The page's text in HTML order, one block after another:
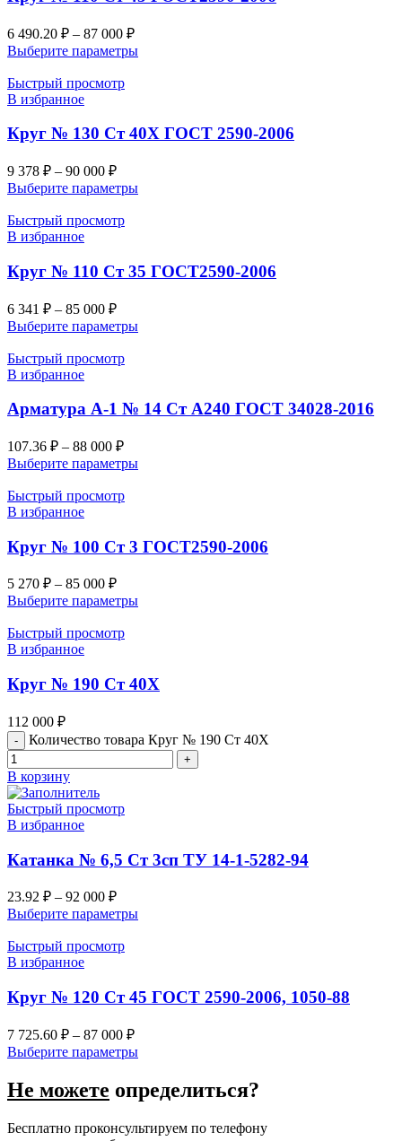
6 490.20 ₽ – 87 000 ₽
Выберите параметры
Быстрый просмотр
В избранное
Круг № 130 Ст 40Х ГОСТ 2590-2006
9 378 ₽ – 90 000 ₽
Выберите параметры
Быстрый просмотр
В избранное
Круг № 110 Ст 35 ГОСТ2590-2006
6 341 ₽ – 85 000 ₽
Выберите параметры
Быстрый просмотр
В избранное
Арматура А-1 № 14 Ст А240 ГОСТ 34028-2016
107.36 ₽ – 88 000 ₽
Выберите параметры
Быстрый просмотр
В избранное
Круг № 100 Ст 3 ГОСТ2590-2006
5 270 ₽ – 85 000 ₽
Выберите параметры
Быстрый просмотр
В избранное
Круг № 190 Ст 40Х
112 000 ₽
Количество товара Круг № 190 Ст 40Х
В корзину
Быстрый просмотр
В избранное
Катанка № 6,5 Ст 3сп ТУ 14-1-5282-94
23.92 ₽ – 92 000 ₽
Выберите параметры
Быстрый просмотр
В избранное
Круг № 120 Ст 45 ГОСТ 2590-2006, 1050-88
7 725.60 ₽ – 87 000 ₽
Выберите параметры
Не можете определиться?
Бесплатно проконсультируем по телефону